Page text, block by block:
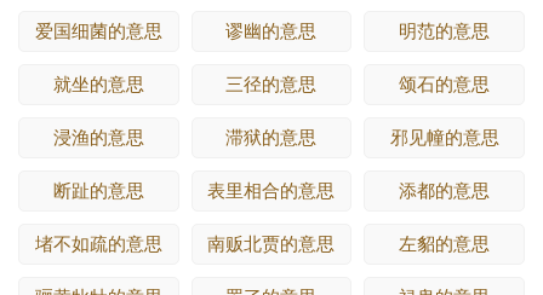
爱国细菌的意思 谬幽的意思 明范的意思
就坐的意思 三径的意思 颂石的意思
浸渔的意思 滞狱的意思 邪见幢的意思
断趾的意思 表里相合的意思 添都的意思
堵不如疏的意思 南贩北贾的意思 左貂的意思